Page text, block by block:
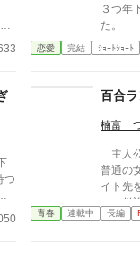
３つ年
た。
恋愛 完結 ｼｮｰﾄｼｮｰﾄ
つ
百合
楠富
主人
普通の
イト先
フェ併
レンチ
青春 連載中 長編